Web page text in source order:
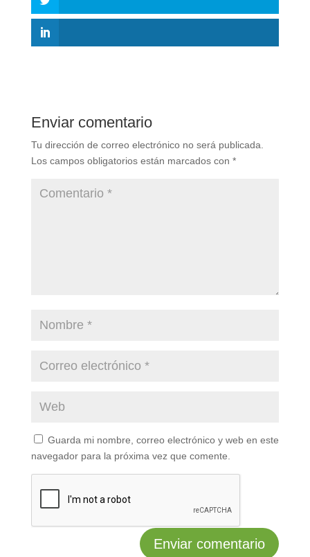
Enviar comentario
Tu dirección de correo electrónico no será publicada.
Los campos obligatorios están marcados con *
Guarda mi nombre, correo electrónico y web en este
navegador para la próxima vez que comente.